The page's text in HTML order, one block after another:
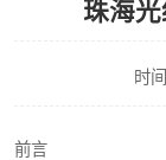
珠海
时
前言
光纤激光打标
CO2激光打标
大族激光紫外